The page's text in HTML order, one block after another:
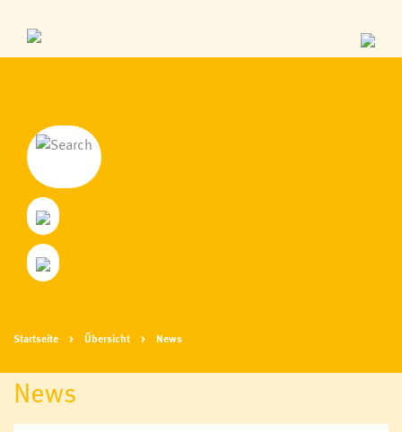
Startseite Übersicht News
News